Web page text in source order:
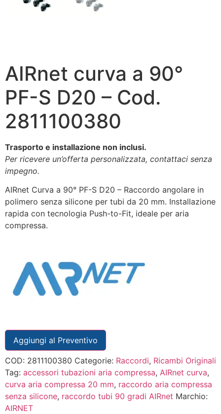
AIRnet curva a 90°
PF-S D20 – Cod.
2811100380
Trasporto e installazione non inclusi.
Per ricevere un’offerta personalizzata, contattaci senza
impegno.
AIRnet Curva a 90° PF-S D20 – Raccordo angolare in
polimero senza silicone per tubi da 20 mm. Installazione
rapida con tecnologia Push-to-Fit, ideale per aria
compressa.
Aggiungi al Preventivo
COD: 2811100380 Categorie: Raccordi, Ricambi Originali
Tag: accessori tubazioni aria compressa, AIRnet curva,
curva aria compressa 20 mm, raccordo aria compressa
senza silicone, raccordo tubi 90 gradi AIRnet Marchio:
AIRNET